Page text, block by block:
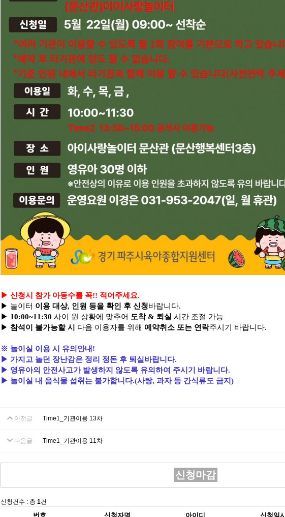
▶ 신청시 참가 아동수를 꼭!! 적어주세요.
▶ 놀이터 이용 대상, 인원 등을 확인 후 신청바랍니다.
▶ 10:00~11:30 사이 원 상황에 맞추어 도착 & 퇴실 시간 조절 가능
▶ 참석이 불가능할 시 다음 이용자를 위해 예약취소 또는 연락주시기 바랍니다.
※ 놀이실 이용 시 유의안내!
▶ 가지고 놀던 장난감은 정리 정돈 후 퇴실바랍니다.
▶ 영유아의 안전사고가 발생하지 않도록 유의하여 주시기 바랍니다.
▶ 놀이실 내 음식물 섭취는 불가합니다.(사탕, 과자 등 간식류도 금지)
이전글 Time1_기관이용 13차
다음글 Time1_기관이용 11차
신청마감
신청건수 : 총 1건
번호 신청자명 아이디 신청일시